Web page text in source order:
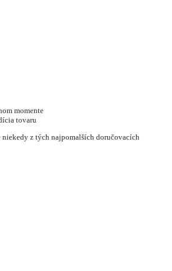
momente
tovaru
niekedy z tých najpomalších doručovacích